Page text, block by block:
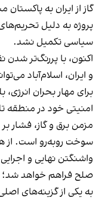
گاز از ایران به
پروژه به دلیل
سیاسی تکمیل نشد.
اکنون، با پررنگ‌تر شدن
و ایران، اسلام‌آباد
برای مهار بحران
امنیتی خود در منطقه
مزمن برق و گاز، فشار
سوخت روبه‌رو است. از
واشنگتن نهایی و
صلح فراهم خواهد شد؛
به یکی از گزینه‌های